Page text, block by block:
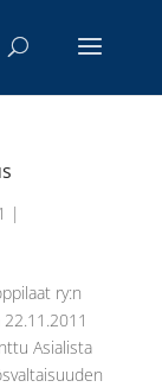
|
ry:n
Asialista